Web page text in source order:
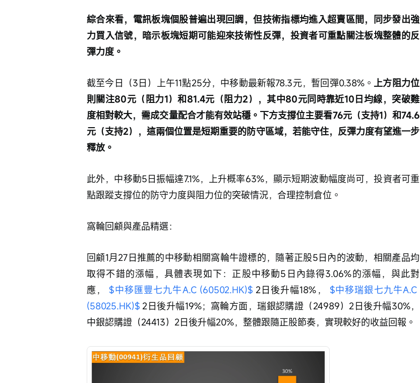
綜合來看，電訊板塊個股普遍出現回調，但技術指標均進入超賣區間，同步發出強
力買入信號，暗示板塊短期可能迎來技術性反彈，投資者可重點關注板塊整體的反
彈力度。
截至今日（3日）上午11點25分，中移動最新報78.3元，暫回彈0.38%。 上方阻力位
則關注80元（阻力1）和81.4元（阻力2），其中80元同時靠近10日均線，突破難
度相對較大，需成交量配合才能有效站穩。下方支撐位主要看76元（支持1）和74.6
元（支持2），這兩個位置是短期重要的防守區域，若能守住，反彈力度有望進一步
釋放。
此外，中移動5日振幅達7.1%，上升概率63%，顯示短期波動幅度尚可，投資者可重
點跟蹤支撐位的防守力度與阻力位的突破情況，合理控制倉位。
窩輪回顧與產品精選：
回顧1月27日推薦的中移動相關窩輪牛證標的，隨著正股5日內的波動，相關產品均
取得不錯的漲幅，具體表現如下：正股中移動5日內錄得3.06%的漲幅，與此對
應， $中移匯豐七九牛A.C (60502.HK)$ 2日後升幅18%， $中移瑞銀七九牛A.C
(58025.HK)$ 2日後升幅19%；窩輪方面，瑞銀認購證（24989）2日後升幅30%，
中銀認購證（24413）2日後升幅20%，整體跟隨正股節奏，實現較好的收益回報。